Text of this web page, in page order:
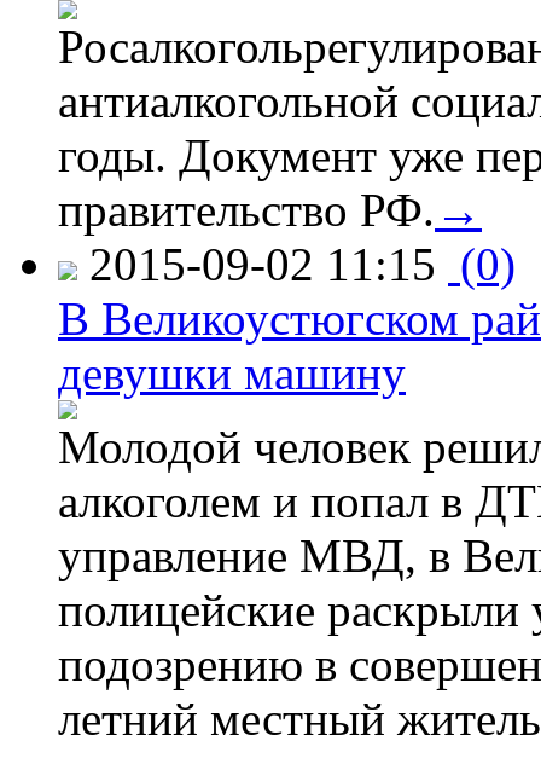
антиалкогольной
годы. Документ уже
правительство РФ. →
2015-09-02 11:15 (0)
В Великоустюгском
девушки машину
Молодой человек
алкоголем и попал в
управление МВД, в
полицейские
подозрению в
летний местный